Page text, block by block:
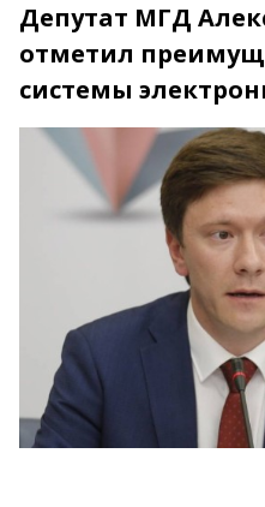
Депутат МГД
отметил
системы